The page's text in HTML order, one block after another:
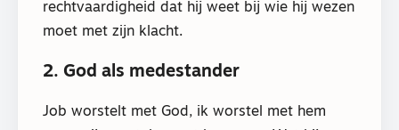
rechtvaardigheid dat hij weet bij wie hij wezen
moet met zijn klacht.
2. God als medestander
Job worstelt met God, ik worstel met hem